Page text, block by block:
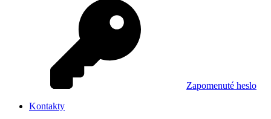
Zapomenuté heslo
Kontakty